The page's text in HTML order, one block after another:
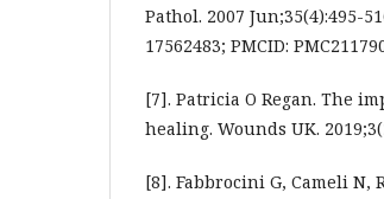
Pathol. 2007 Jun;35(4):495-
17562483; PMCID:
[7]. Patricia O Regan. The
healing. Wounds UK.
[8]. Fabbrocini G, Cameli N,